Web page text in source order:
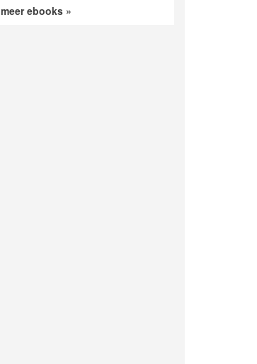
meer ebooks »